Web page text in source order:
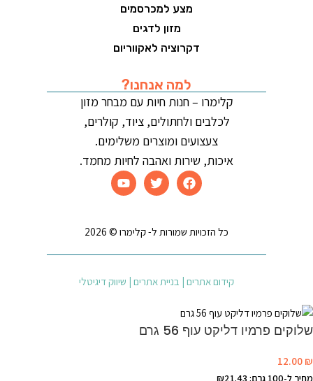
מצע למכרסמים
מזון לדגים
דקרוציה לאקווריום
למה אנחנו?
קלימרו – חנות חיות עם מבחר מזון
לכלבים ולחתולים, ציוד, קולרים,
צעצועים ומוצרים משלימים.
איכות, שירות ואהבה לחיות מחמד.
כל הזכויות שמורות ל- קלימרו © 2026
קידום אתרים | בניית אתרים | שיווק דיגיטלי
שלוקים פרמיו דליקט עוף 56 גרם
12.00 ₪
מחיר ל-100 גרם: ₪21.43